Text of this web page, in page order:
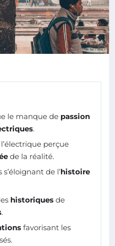
le manque de passion
.
perçue
de la réalité.
de l’histoire
historiques de
.
favorisant les